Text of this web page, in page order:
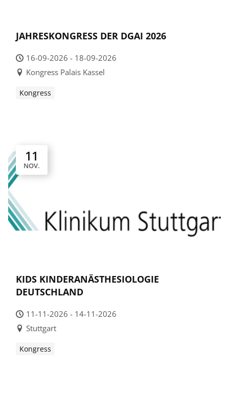
JAHRESKONGRESS DER DGAI 2026
16-09-2026 - 18-09-2026
Kongress Palais Kassel
Kongress
11
NOV.
KIDS KINDERANÄSTHESIOLOGIE
DEUTSCHLAND
11-11-2026 - 14-11-2026
Stuttgart
Kongress